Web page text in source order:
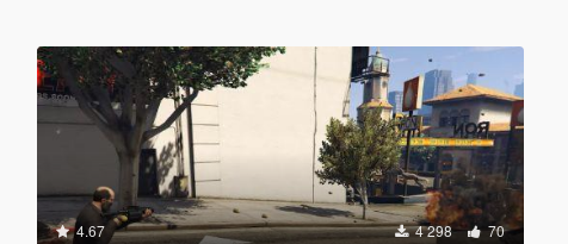
4.67 4 298 70